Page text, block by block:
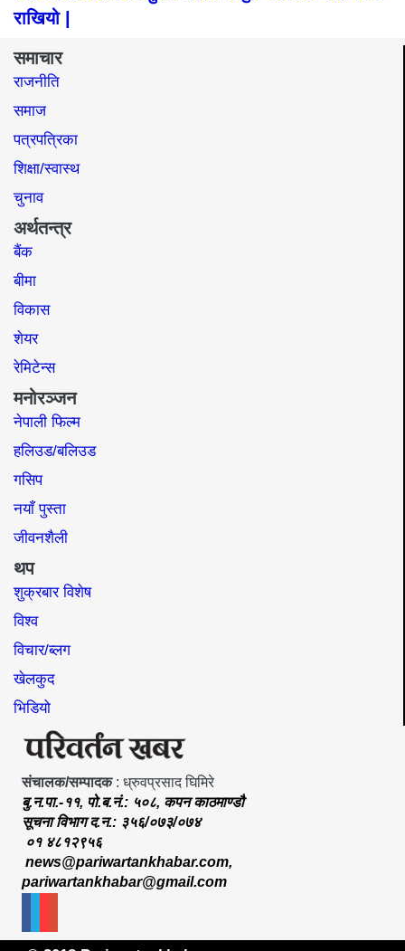
राखियो |
समाचार
राजनीति
समाज​
पत्रपत्रिका
शिक्षा/स्वास्थ
चुनाव
अर्थतन्त्र
बैंक
बीमा
विकास
शेयर
रेमिटेन्स
मनोरञ्जन
नेपाली फिल्म
हलिउड/बलिउड
गसिप
नयाँ पुस्ता
जीवनशैली
थप
शुक्रबार विशेष
विश्व
विचार/ब्लग
खेलकुद
भिडियो
संचालक/सम्पादक: ध्रुवप्रसाद घिमिरे
बु.न.पा.-११, पो.ब.नं.: ५०८, कपन काठमाण्डौ
सूचना विभाग द.न.: ३५६/०७३/०७४
०१ ४८१२९५६
news@pariwartankhabar.com,
pariwartankhabar@gmail.com